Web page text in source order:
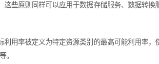
些原则同样可以应用于数据存储服务、数据转换
用率被定义为特定资源类别的最高可能利用率，
。